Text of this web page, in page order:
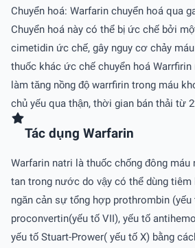
Chuyển hoá: Warfarin chuyển hoá qua
Chuyển hoá này có thể bị ức chế bởi
cimetidin ức chế, gây nguy cơ chảy
thuốc khác ức chế chuyển hoá
làm tăng nồng độ warrfirin trong máu
chủ yếu qua thận, thời gian bán thải từ
Tác dụng Warfarin
Warfarin natri là thuốc chống đông máu
tan trong nước do vậy có thể dùng tiêm
ngăn cản sự tổng hợp prothrombin (yếu
proconvertin(yếu tố VII), yếu tố
yếu tố Stuart-Prower( yếu tố X) bằng